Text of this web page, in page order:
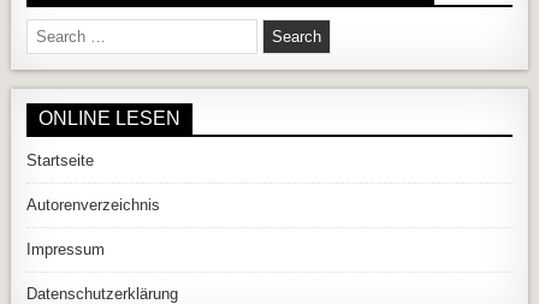
Search for:
ONLINE LESEN
Startseite
Autorenverzeichnis
Impressum
Datenschutzerklärung